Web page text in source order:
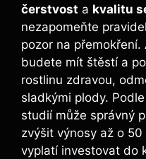
čerstvost a kvalitu
nezapomeňte
pozor na
budete mít štěstí a
rostlinu zdravou,
sladkými plody.
studií může správný
zvýšit výnosy až o
vyplatí investovat do